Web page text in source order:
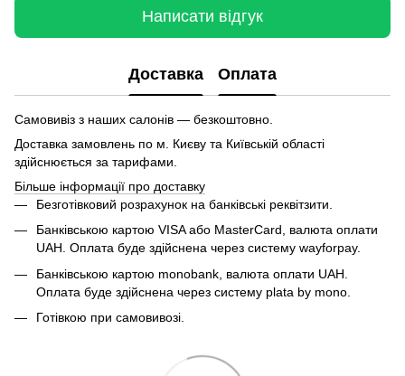
Написати відгук
Доставка Оплата
Самовивіз з наших салонів — безкоштовно.
Доставка замовлень по м. Києву та Київській області
здійснюється за тарифами.
Більше інформації про доставку
Безготівковий розрахунок на банківські реквітзити.
Банківською картою VISA або MasterCard, валюта оплати
UAH. Оплата буде здійснена через систему wayforpay.
Банківською картою monobank, валюта оплати UAH.
Оплата буде здійснена через систему plata by mono.
Готівкою при самовивозі.